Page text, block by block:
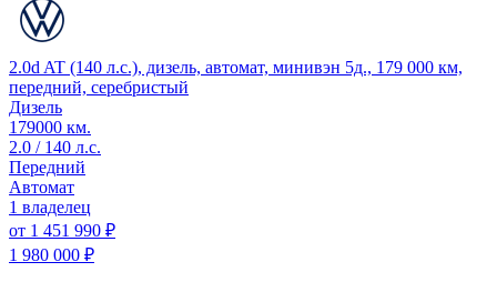
2.0d AT (140 л.с.), дизель, автомат, минивэн 5д., 179 000 км,
передний, серебристый
Дизель
179000 км.
2.0 / 140 л.с.
Передний
Автомат
1 владелец
от 1 451 990 ₽
1 980 000 ₽